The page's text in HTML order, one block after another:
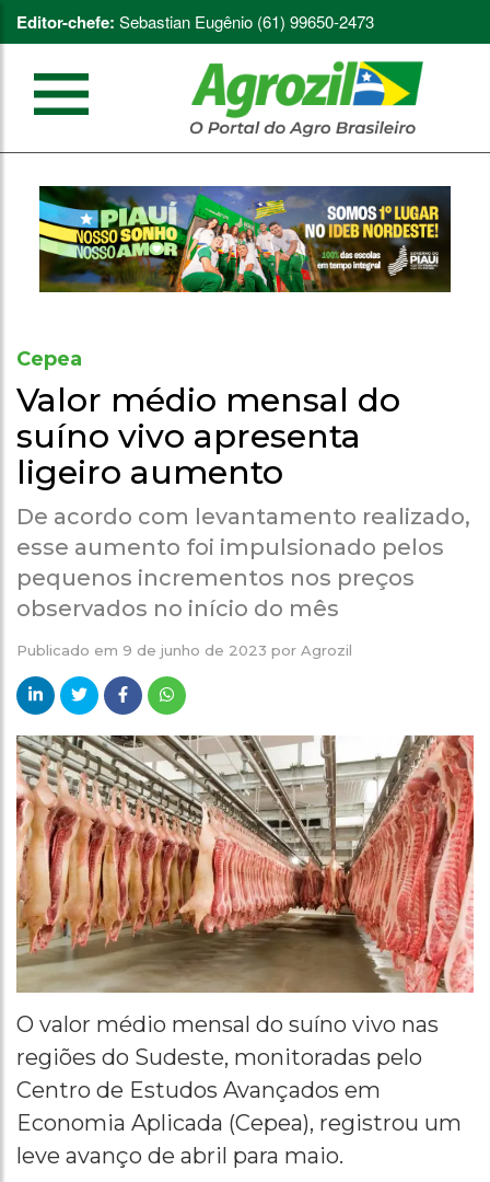
Editor-chefe: Sebastian Eugênio (61) 99650-2473
Cepea
Valor médio mensal do
suíno vivo apresenta
ligeiro aumento
De acordo com levantamento realizado,
esse aumento foi impulsionado pelos
pequenos incrementos nos preços
observados no início do mês
Publicado em 9 de junho de 2023 por Agrozil
O valor médio mensal do suíno vivo nas
regiões do Sudeste, monitoradas pelo
Centro de Estudos Avançados em
Economia Aplicada (Cepea), registrou um
leve avanço de abril para maio.